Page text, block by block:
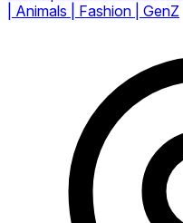
| Animals | Fashion | GenZ